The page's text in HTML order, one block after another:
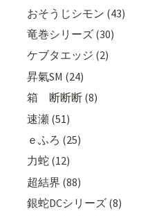
おそうじシモン (43)
竜巻シリーズ (30)
ケブタエッジ (2)
昇氣SM (24)
箱 断断断 (8)
速瀬 (51)
ｅふろ (25)
力蛇 (12)
超結界 (88)
銀蛇DCシリーズ (8)